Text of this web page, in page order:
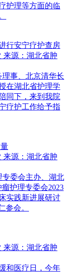
护理等方面的临
行安宁疗护查房
来源：湖北省肿
事、北京清华长
在湖北省护理学
同下，来到我院
疗护工作给予指
来源：湖北省肿
专委会主办、湖北
护理专委会2023
实践新进展研讨
参会。
来源：湖北省肿
和医疗日，今年